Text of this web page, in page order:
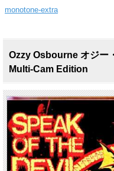
monotone-extra
Ozzy Osbourne オジー
Multi-Cam Edition